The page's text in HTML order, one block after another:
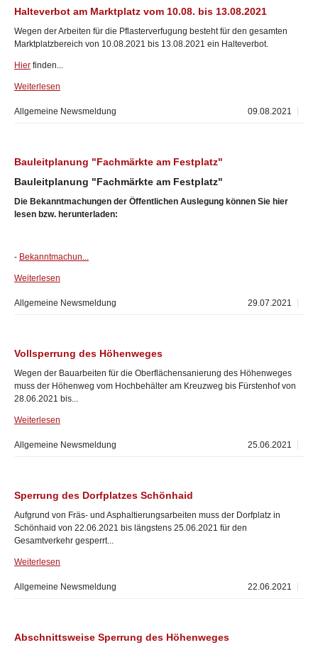
Halteverbot am Marktplatz vom 10.08. bis 13.08.2021
Wegen der Arbeiten für die Pflasterverfugung besteht für den gesamten
Marktplatzbereich von 10.08.2021 bis 13.08.2021 ein Halteverbot.
Hier finden...
Weiterlesen
09.08.2021
Allgemeine Newsmeldung
Bauleitplanung "Fachmärkte am Festplatz"
Bauleitplanung "Fachmärkte am Festplatz"
Die Bekanntmachungen der Öffentlichen Auslegung können Sie hier
lesen bzw. herunterladen:
- Bekanntmachun...
Weiterlesen
29.07.2021
Allgemeine Newsmeldung
Vollsperrung des Höhenweges
Wegen der Bauarbeiten für die Oberflächensanierung des Höhenweges
muss der Höhenweg vom Hochbehälter am Kreuzweg bis Fürstenhof von
28.06.2021 bis...
Weiterlesen
25.06.2021
Allgemeine Newsmeldung
Sperrung des Dorfplatzes Schönhaid
Aufgrund von Fräs- und Asphaltierungsarbeiten muss der Dorfplatz in
Schönhaid von 22.06.2021 bis längstens 25.06.2021 für den
Gesamtverkehr gesperrt...
Weiterlesen
22.06.2021
Allgemeine Newsmeldung
Abschnittsweise Sperrung des Höhenweges